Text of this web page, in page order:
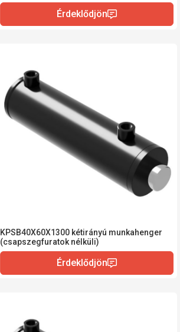
KPSB40X60X1300 kétirányú munkahenger
(csapszegfuratok nélküli)